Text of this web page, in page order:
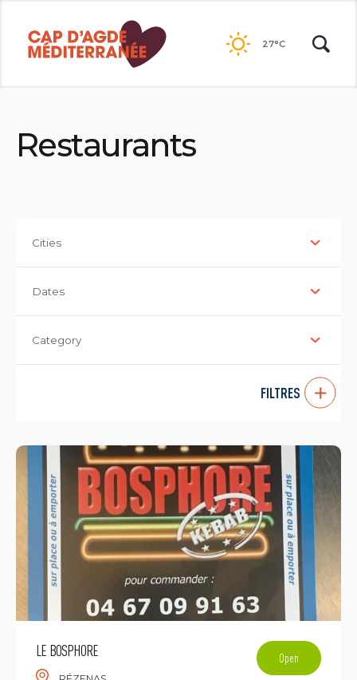
contenu
27°C
Restaurants
Cities
Dates
Category
FILTRES
LE BOSPHORE Open